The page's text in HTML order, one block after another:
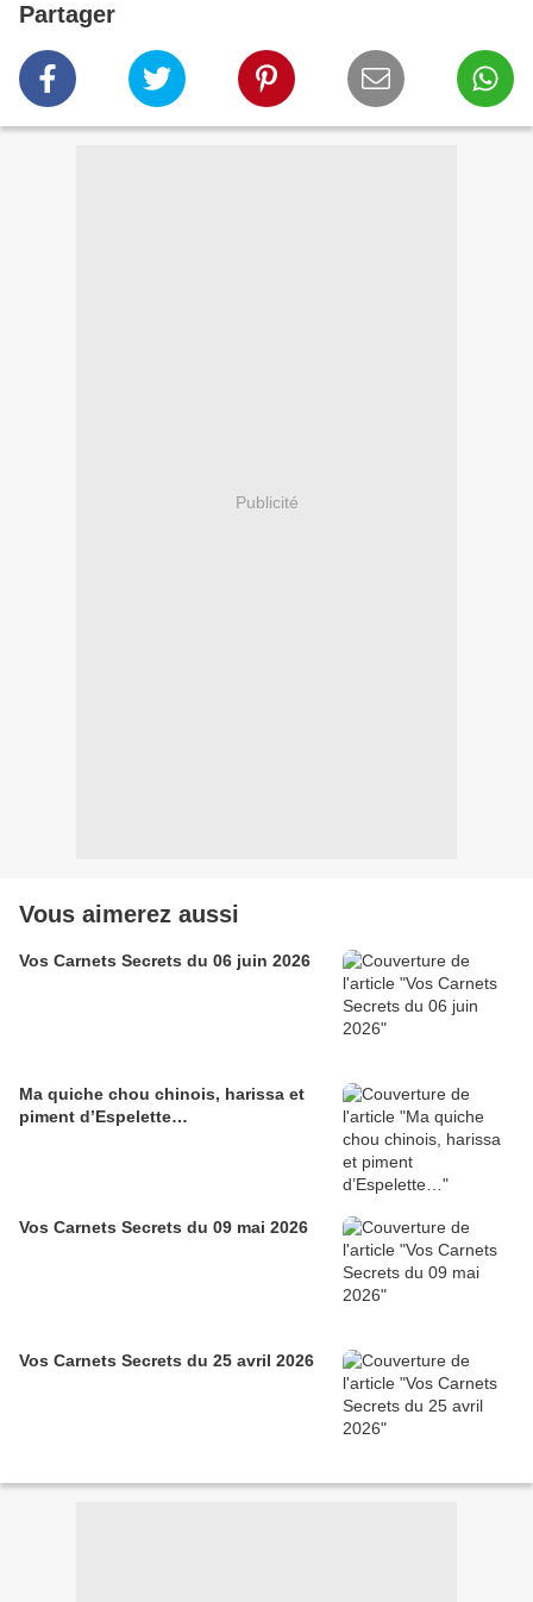
Partager
Publicité
Vous aimerez aussi
Vos Carnets Secrets du 06 juin 2026
Ma quiche chou chinois, harissa et
piment d’Espelette…
Vos Carnets Secrets du 09 mai 2026
Vos Carnets Secrets du 25 avril 2026